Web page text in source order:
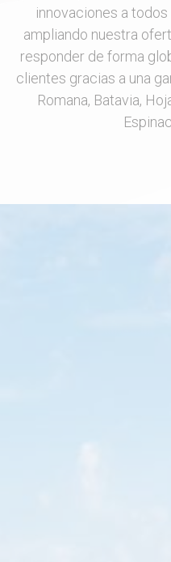
innovaciones a
ampliando nuestra
responder de forma
clientes gracias a una
Romana, Batavia,